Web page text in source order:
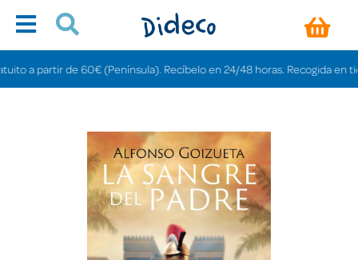
a partir de 60€ (Península). Recíbelo en 24/48 horas. Recogida en